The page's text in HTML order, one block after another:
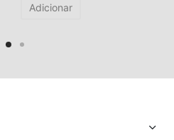
Adicionar